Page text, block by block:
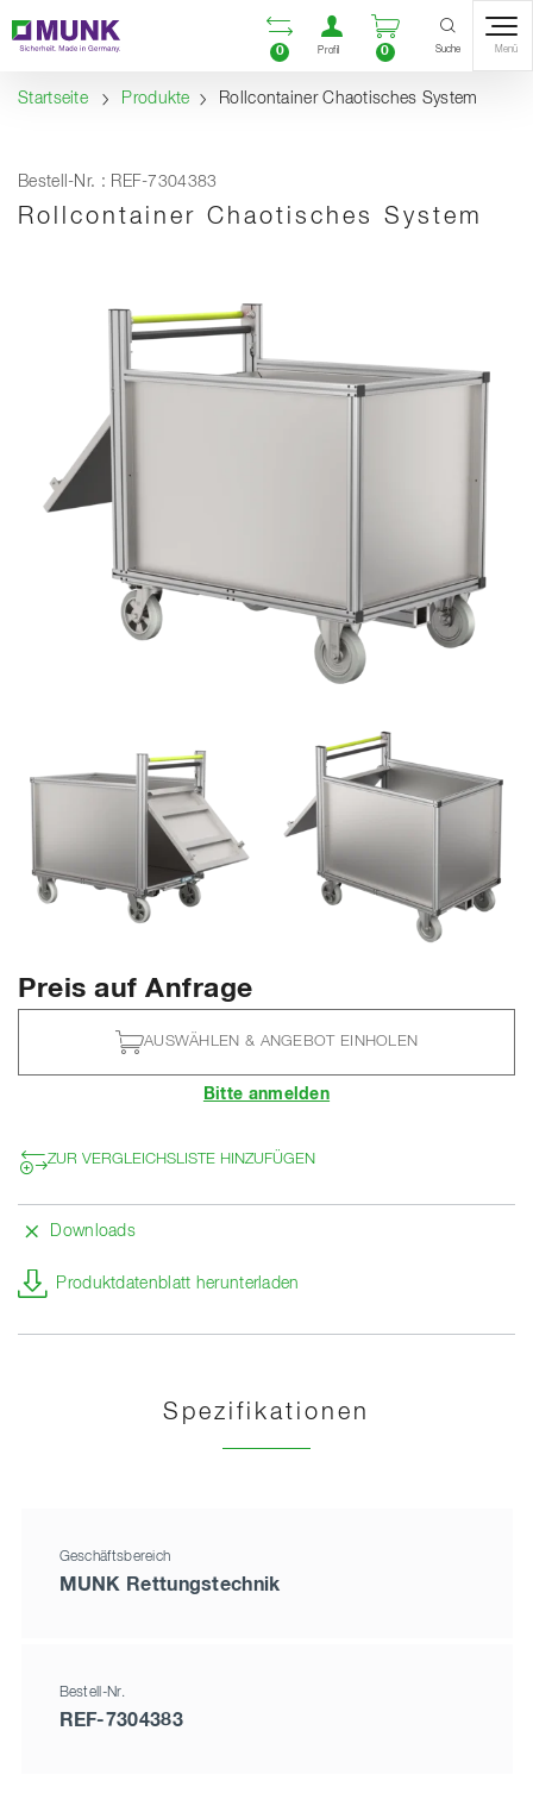
Inhalt
Inhaltsverzeichnis
Navigation Vergleichsliste öffnen
0
Benutzerkonto
Profil
Warenkorb
0 Suche Menü
Startseite Produkte Rollcontainer Chaotisches System
Bestell-Nr. : REF-7304383
Rollcontainer Chaotisches System
Preis auf Anfrage
AUSWÄHLEN & ANGEBOT EINHOLEN
Bitte anmelden
ZUR VERGLEICHSLISTE HINZUFÜGEN
Downloads
Produktdatenblatt herunterladen
Spezifikationen
Geschäftsbereich
MUNK Rettungstechnik
Bestell-Nr.
REF-7304383